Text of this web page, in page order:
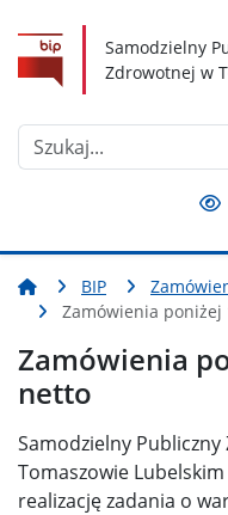
Samodzielny
Zdrowotnej w
Szukaj
BIP
Zamówienia poniżej
Zamówienia
netto
Samodzielny
Tomaszowie
realizację zadania o